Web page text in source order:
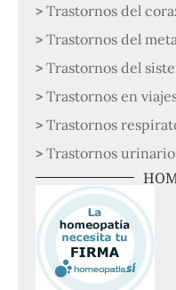
Trastornos del
Trastornos del
Trastornos del
Trastornos en
Trastornos
Trastornos